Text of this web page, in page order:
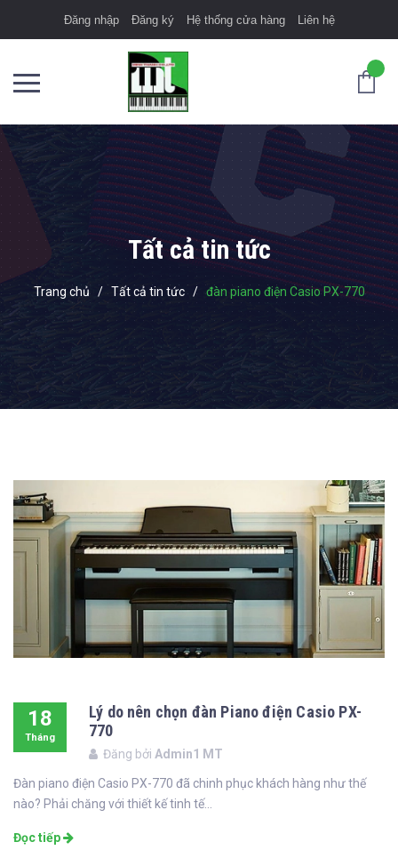
Đăng nhập Đăng ký Hệ thống cửa hàng Liên hệ
Tất cả tin tức
Trang chủ / Tất cả tin tức / đàn piano điện Casio PX-770
18
Tháng
Lý do nên chọn đàn Piano điện Casio PX-
770
Đăng bởi Admin1 MT
Đàn piano điện Casio PX-770 đã chinh phục khách hàng như thế
nào? Phải chăng với thiết kế tinh tế...
Đọc tiếp